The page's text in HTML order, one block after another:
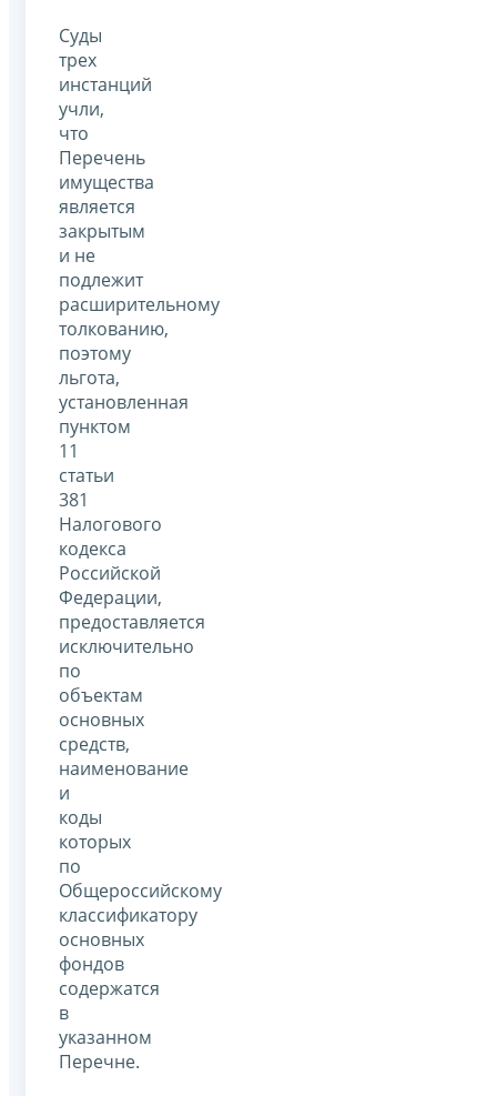
Суды
трех
инстанций
учли,
что
Перечень
имущества
является
закрытым
и не
подлежит
расширительному
толкованию,
поэтому
льгота,
установленная
пунктом
11
статьи
381
Налогового
кодекса
Российской
Федерации,
предоставляется
исключительно
по
объектам
основных
средств,
наименование
и
коды
которых
по
Общероссийскому
классификатору
основных
фондов
содержатся
в
указанном
Перечне.